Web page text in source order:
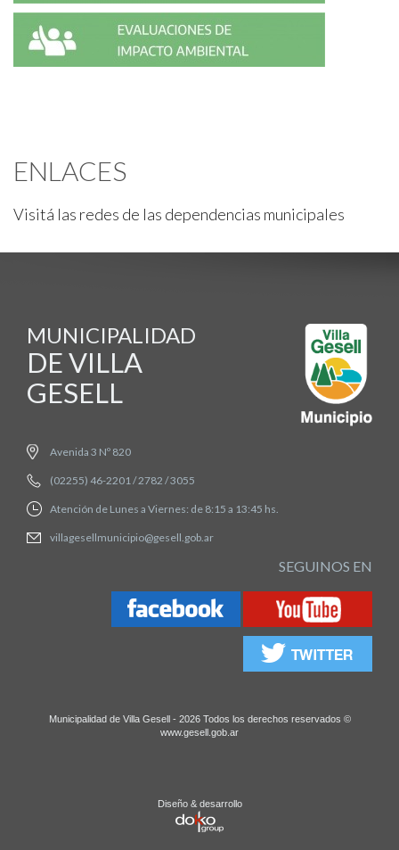
ENLACES
Visitá las redes de las dependencias municipales
MUNICIPALIDAD
DE VILLA
GESELL
Avenida 3 Nº 820
(02255) 46-2201 / 2782 / 3055
Atención de Lunes a Viernes: de 8:15 a 13:45 hs.
villagesellmunicipio@gesell.gob.ar
SEGUINOS EN
Municipalidad de Villa Gesell - 2026 Todos los derechos reservados ©
www.gesell.gob.ar
Diseño & desarrollo